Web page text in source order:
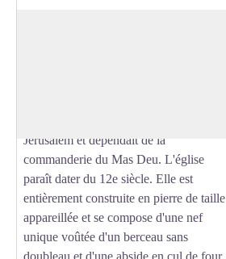
Jérusalem et dépendait de la
commanderie du Mas Deu. L'église
paraît dater du 12e siècle. Elle est
entièrement construite en pierre de taille
appareillée et se compose d'une nef
unique voûtée d'un berceau sans
doubleau et d'une abside en cul de four.